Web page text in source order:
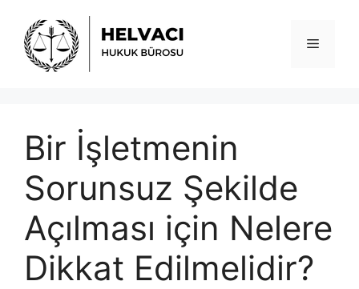
Menü
Bir İşletmenin
Sorunsuz Şekilde
Açılması için Nelere
Dikkat Edilmelidir?